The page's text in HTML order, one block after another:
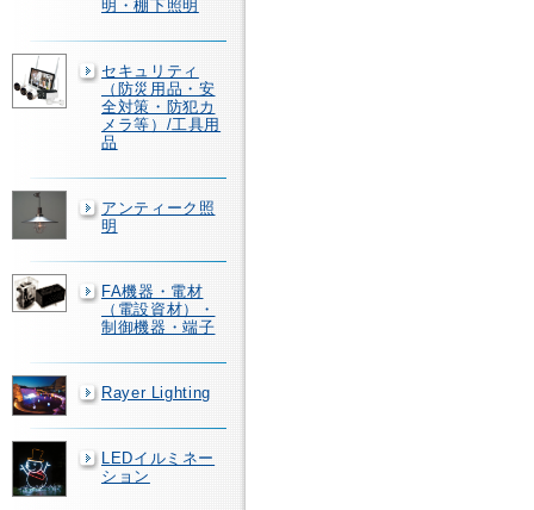
明・棚下照明
セキュリティ
（防災用品・安
全対策・防犯カ
メラ等）/工具用
品
アンティーク照
明
FA機器・電材
（電設資材）・
制御機器・端子
Rayer Lighting
LEDイルミネー
ション